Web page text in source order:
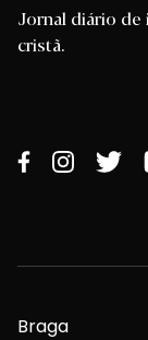
Jornal diário de
cristã.
Braga